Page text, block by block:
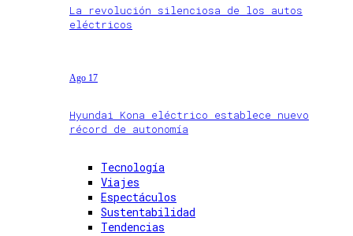
La revolución silenciosa de los autos
eléctricos
Ago 17
Hyundai Kona eléctrico establece nuevo
récord de autonomía
Tecnología
Viajes
Espectáculos
Sustentabilidad
Tendencias